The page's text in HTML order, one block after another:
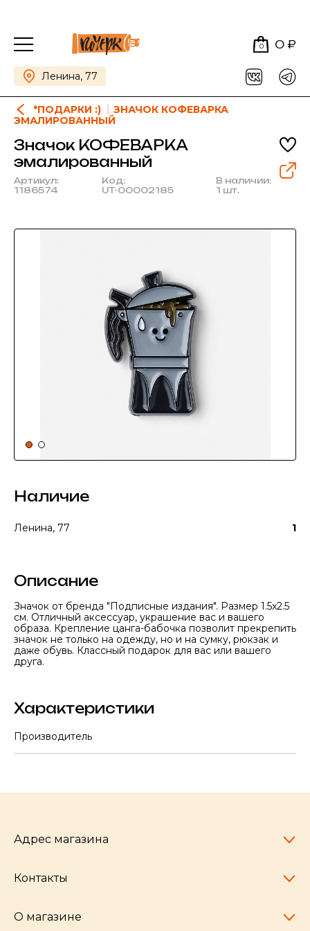
0 0 ₽
Ленина, 77
*ПОДАРКИ :)
ЗНАЧОК КОФЕВАРКА
ЭМАЛИРОВАННЫЙ
Значок КОФЕВАРКА
эмалированный
Артикул:
1186574
Код:
UT-00002185
В наличии:
1 шт.
Наличие
Ленина, 77 1
Описание
Значок от бренда "Подписные издания". Размер 1.5x2.5
см. Отличный аксессуар, украшение вас и вашего
образа. Крепление цанга-бабочка позволит прекрепить
значок не только на одежду, но и на сумку, рюкзак и
даже обувь. Классный подарок для вас или вашего
друга.
Характеристики
Производитель
Адрес магазина
Челябинск,
Контакты
pocherkartshop@mail.ru
О магазине